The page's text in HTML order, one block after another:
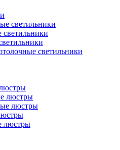
светильники
светильники
люстры
люстры
люстры